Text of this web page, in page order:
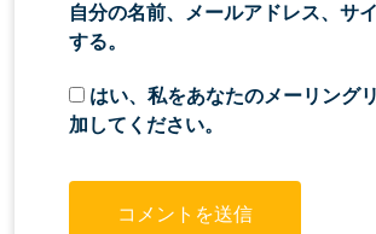
自分の名前、メールアドレス、サ
する。
はい、私をあなたのメーリング
加してください。